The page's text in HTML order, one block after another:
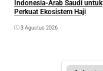
Indonesia-Arab Saudi untuk
Perkuat Ekosistem Haji
3 Agustus 2026